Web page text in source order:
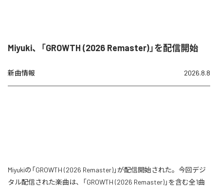
Miyuki、「GROWTH (2026 Remaster)」を配信開始
新曲情報 2026.8.8
Miyukiの「GROWTH (2026 Remaster)」が配信開始された。今回デジ
タル配信された楽曲は、「GROWTH (2026 Remaster)」を含む全1曲